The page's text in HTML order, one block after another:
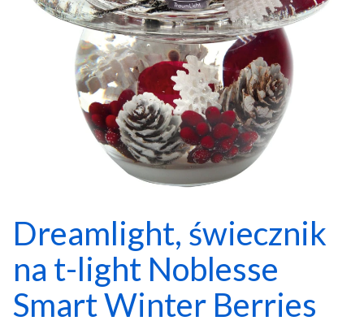
Dreamlight, świecznik
na t-light Noblesse
Smart Winter Berries